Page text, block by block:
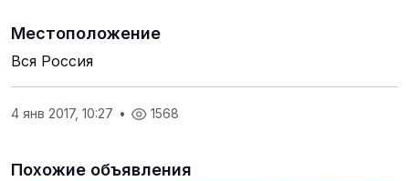
Местоположение
Вся Россия
4 янв 2017, 10:27 • 1568
Похожие объявления